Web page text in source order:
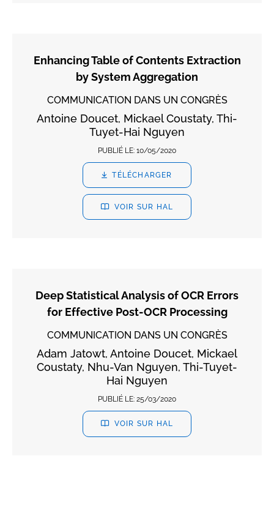
Enhancing Table of Contents Extraction
by System Aggregation
COMMUNICATION DANS UN CONGRÈS
Antoine Doucet, Mickael Coustaty, Thi-
Tuyet-Hai Nguyen
PUBLIÉ LE: 10/05/2020
TÉLÉCHARGER
VOIR SUR HAL
Deep Statistical Analysis of OCR Errors
for Effective Post-OCR Processing
COMMUNICATION DANS UN CONGRÈS
Adam Jatowt, Antoine Doucet, Mickael
Coustaty, Nhu-Van Nguyen, Thi-Tuyet-
Hai Nguyen
PUBLIÉ LE: 25/03/2020
VOIR SUR HAL